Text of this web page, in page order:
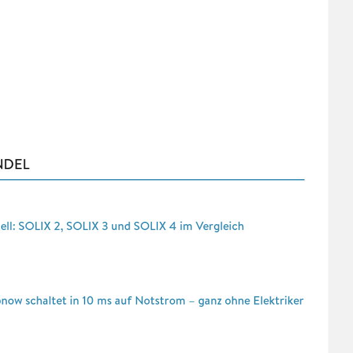
SOLIX 2, SOLIX 3 und SOLIX 4 im Vergleich
schaltet in 10 ms auf Notstrom – ganz ohne Elektriker